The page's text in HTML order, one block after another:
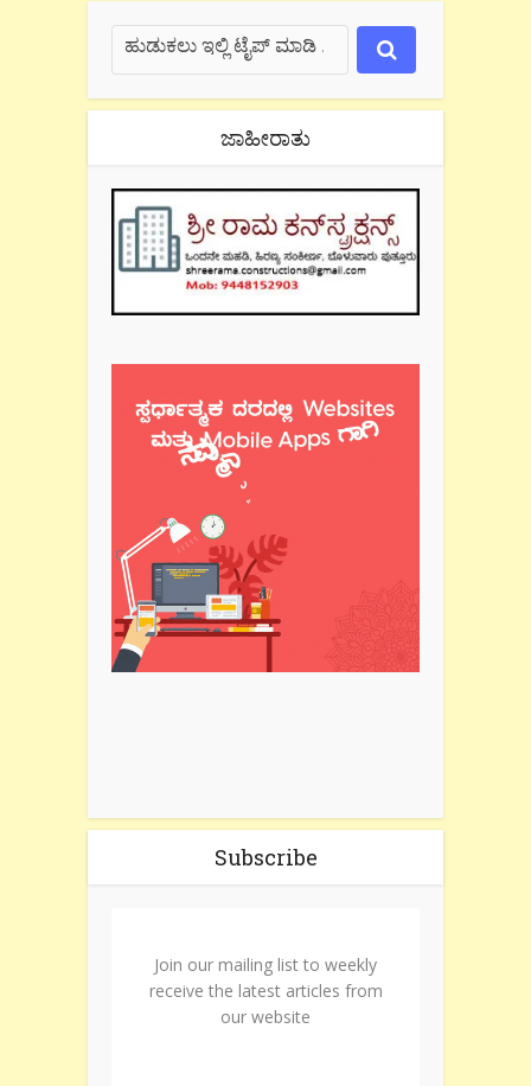
ಜಾಹೀರಾತು
Subscribe
Join our mailing list to weekly
receive the latest articles from
our website